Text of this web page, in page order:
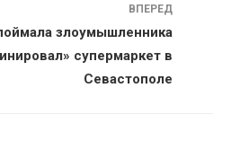
ВПЕРЕД
злоумышленника
супермаркет в
Севастополе